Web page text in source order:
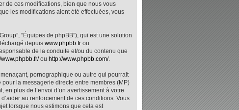
de ces modifications, bien que nous vous
les modifications aient été effectuées, vous
“Équipes de phpBB”), qui est une solution
depuis www.phpbb.fr ou
de la conduite et/ou du contenu que
www.phpbb.fr/ou http://www.phpbb.com/.
pornographique ou autre qui pourrait
la messagerie directe entre membres (MP)
plus de l’envoi d’un avertissement à votre
au renforcement de ces conditions. Vous
lorsque nous estimons que cela est